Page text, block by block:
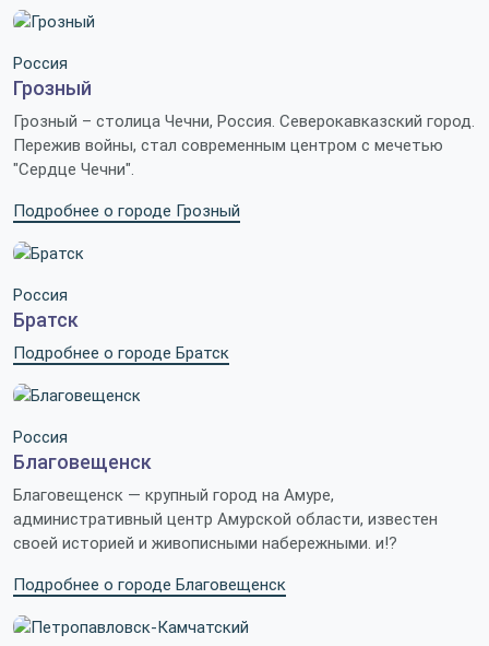
Россия
Грозный
Грозный – столица Чечни, Россия. Северокавказский город.
Пережив войны, стал современным центром с мечетью
"Сердце Чечни".
Подробнее о городе Грозный
Россия
Братск
Подробнее о городе Братск
Россия
Благовещенск
Благовещенск — крупный город на Амуре,
административный центр Амурской области, известен
своей историей и живописными набережными. и!?
Подробнее о городе Благовещенск